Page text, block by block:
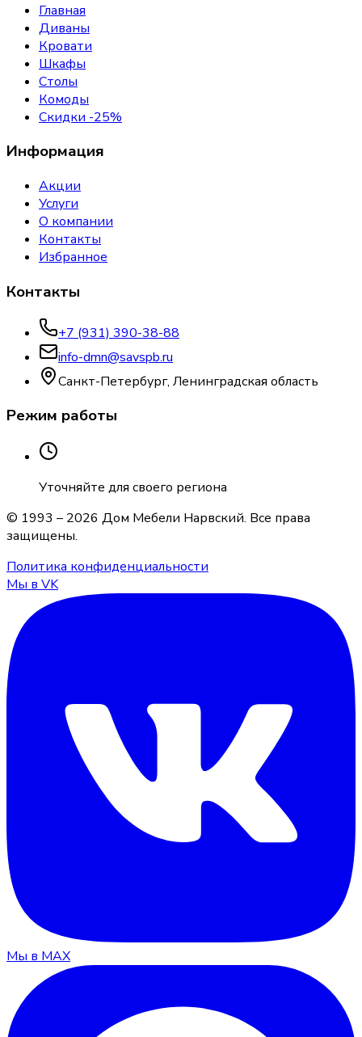
Главная
Диваны
Кровати
Шкафы
Столы
Комоды
Скидки -25%
Информация
Акции
Услуги
О компании
Контакты
Избранное
Контакты
+7 (931) 390-38-88
info-dmn@savspb.ru
Санкт-Петербург, Ленинградская область
Режим работы
Уточняйте для своего региона
© 1993 – 2026 Дом Мебели Нарвский. Все права
защищены.
Политика конфиденциальности
Мы в VK
Мы в MAX